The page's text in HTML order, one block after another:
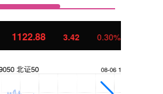
3.42 0.30%